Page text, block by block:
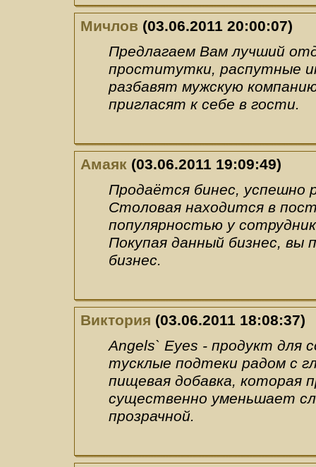
Мичлов (03.06.2011 20:00:07)
Предлагаем Вам лучший
проститутки, распутные
разбавят мужскую
пригласят к себе в гости.
Амаяк (03.06.2011 19:09:49)
Продаётся бинес,
Столовая находится в
популярностью у
Покупая данный бизнес, вы
бизнес.
Виктория (03.06.2011 18:08:37)
Angels` Eyes - продукт для
тусклые подтеки радом с
пищевая добавка, которая
существенно уменьшает
прозрачной.